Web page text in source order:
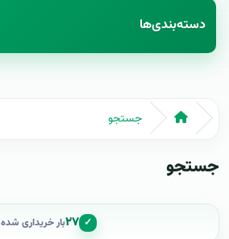
دسته‌بندی‌ها
جستجو
جستجو
✓ ۲۷بار خریداری شده